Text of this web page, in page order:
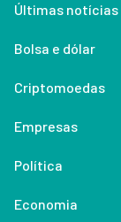
Últimas notícias
Bolsa e dólar
Criptomoedas
Empresas
Política
Economia